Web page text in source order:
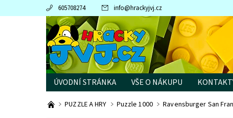
605708274 info@hrackyjvj.cz
ÚVODNÍ STRÁNKA VŠE O NÁKUPU
PRODÁVANÉ ZNAČKY
PUZZLE A HRY Puzzle 1000 Ravensburger San